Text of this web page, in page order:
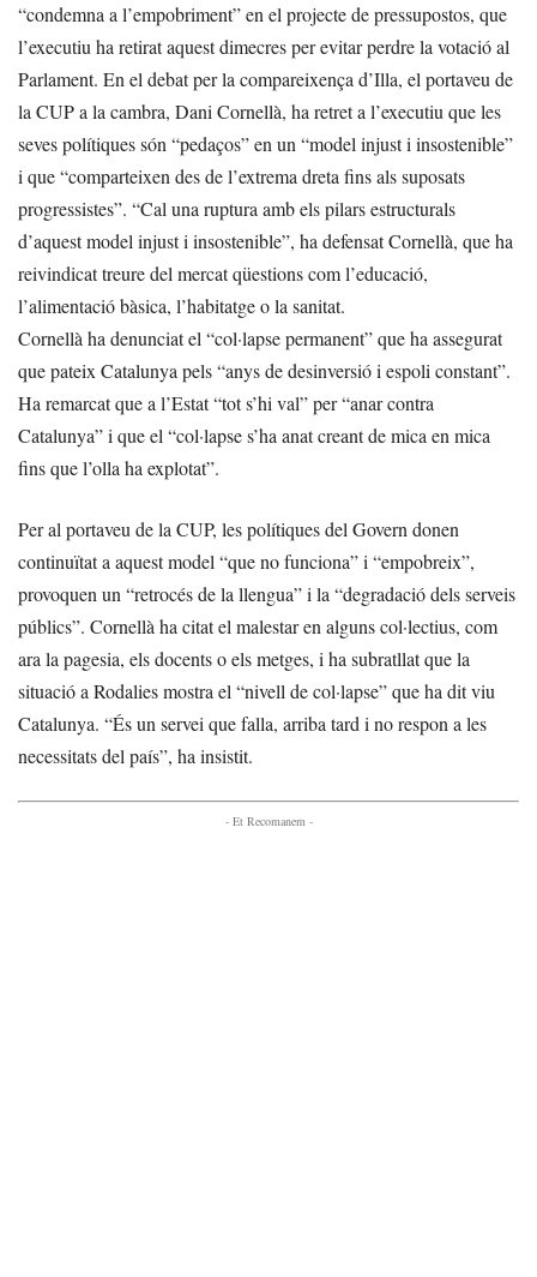
“condemna a l’empobriment” en el projecte de pressupostos, que
l’executiu ha retirat aquest dimecres per evitar perdre la votació al
Parlament. En el debat per la compareixença d’Illa, el portaveu de
la CUP a la cambra, Dani Cornellà, ha retret a l’executiu que les
seves polítiques són “pedaços” en un “model injust i insostenible”
i que “comparteixen des de l’extrema dreta fins als suposats
progressistes”. “Cal una ruptura amb els pilars estructurals
d’aquest model injust i insostenible”, ha defensat Cornellà, que ha
reivindicat treure del mercat qüestions com l’educació,
l’alimentació bàsica, l’habitatge o la sanitat.
Cornellà ha denunciat el “col·lapse permanent” que ha assegurat
que pateix Catalunya pels “anys de desinversió i espoli constant”.
Ha remarcat que a l’Estat “tot s’hi val” per “anar contra
Catalunya” i que el “col·lapse s’ha anat creant de mica en mica
fins que l’olla ha explotat”.
Per al portaveu de la CUP, les polítiques del Govern donen
continuïtat a aquest model “que no funciona” i “empobreix”,
provoquen un “retrocés de la llengua” i la “degradació dels serveis
públics”. Cornellà ha citat el malestar en alguns col·lectius, com
ara la pagesia, els docents o els metges, i ha subratllat que la
situació a Rodalies mostra el “nivell de col·lapse” que ha dit viu
Catalunya. “És un servei que falla, arriba tard i no respon a les
necessitats del país”, ha insistit.
- Et Recomanem -